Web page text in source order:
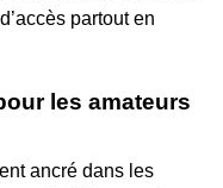
partout en
les amateurs
ancré dans les